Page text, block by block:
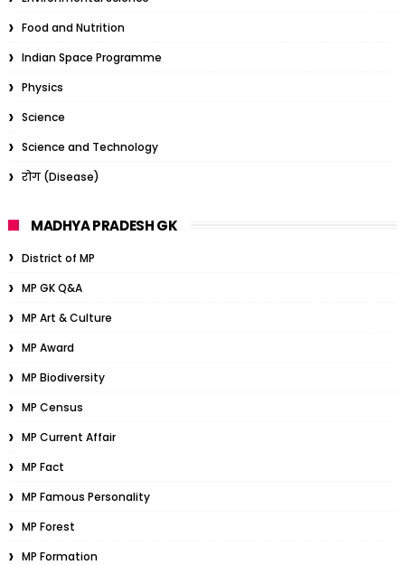
Food and Nutrition
Indian Space Programme
Physics
Science
Science and Technology
रोग (Disease)
MADHYA PRADESH GK
District of MP
MP GK Q&A
MP Art & Culture
MP Award
MP Biodiversity
MP Census
MP Current Affair
MP Fact
MP Famous Personality
MP Forest
MP Formation